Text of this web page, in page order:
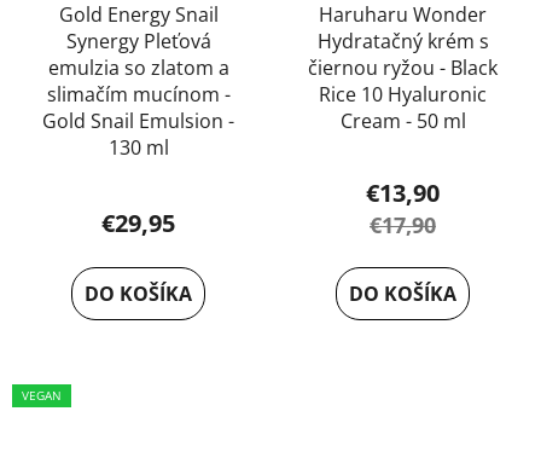
Gold Energy Snail
Synergy Pleťová
emulzia so zlatom a
slimačím mucínom -
Gold Snail Emulsion -
130 ml
€29,95
DO KOŠÍKA
Haruharu Wonder
Hydratačný krém s
čiernou ryžou - Black
Rice 10 Hyaluronic
Cream - 50 ml
€13,90
€17,90
DO KOŠÍKA
VEGAN